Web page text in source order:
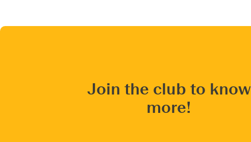
Join the club to know
more!